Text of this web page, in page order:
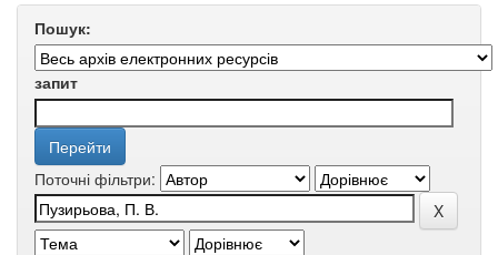
Пошук:
запит
Поточні фільтри: